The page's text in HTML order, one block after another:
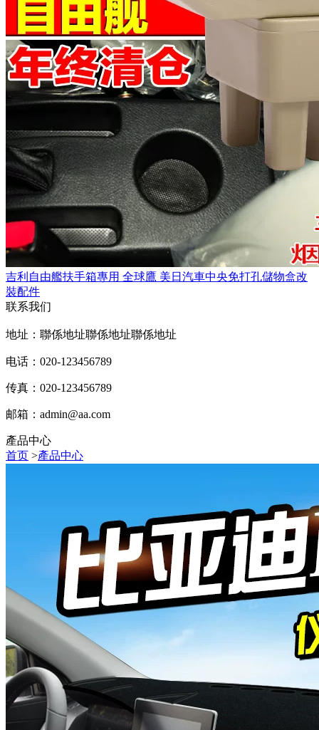
吉利自由艦扶手箱專用 全球鷹 美日汽車中央免打孔儲物盒改
裝配件
联系我们
地址：聯係地址聯係地址聯係地址
电话：020-123456789
传真：020-123456789
邮箱： admin@aa.com
產品中心
首页 >產品中心